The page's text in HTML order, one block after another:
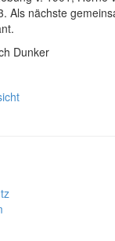
Als nächste
Dunker